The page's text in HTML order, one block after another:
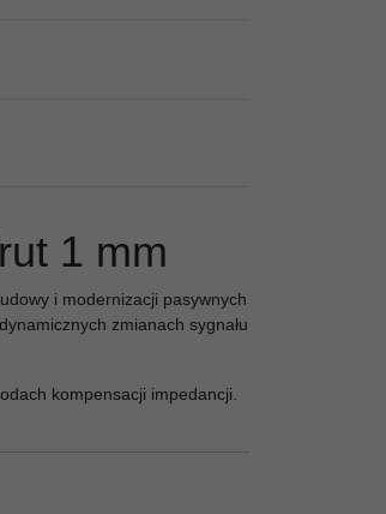
1 mm
i modernizacji pasywnych
zmianach sygnału
kompensacji impedancji.